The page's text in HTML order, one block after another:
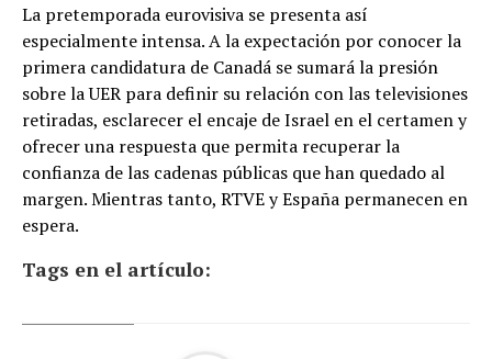
La pretemporada eurovisiva se presenta así
especialmente intensa. A la expectación por conocer la
primera candidatura de Canadá se sumará la presión
sobre la UER para definir su relación con las televisiones
retiradas, esclarecer el encaje de Israel en el certamen y
ofrecer una respuesta que permita recuperar la
confianza de las cadenas públicas que han quedado al
margen. Mientras tanto, RTVE y España permanecen en
espera.
Tags en el artículo: